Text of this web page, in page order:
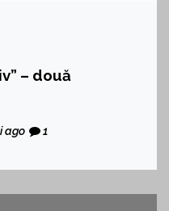
– două
ago 1